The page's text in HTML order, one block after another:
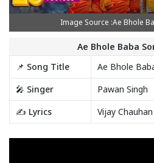
Image Source :Ae Bhole
Ae Bhole Baba
📌 Song Title
Ae Bhole
🎤 Singer
Pawan Singh
✍️ Lyrics
Vijay Chauhan